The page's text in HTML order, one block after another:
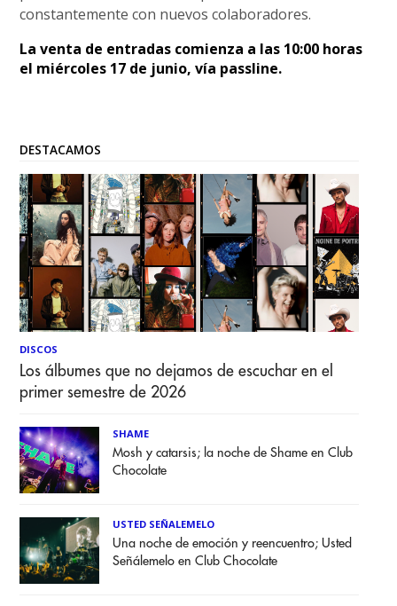
constantemente con nuevos colaboradores.
La venta de entradas comienza a las 10:00 horas
el miércoles 17 de junio, vía passline.
DESTACAMOS
DISCOS
Los álbumes que no dejamos de escuchar en el
primer semestre de 2026
SHAME
Mosh y catarsis; la noche de Shame en Club
Chocolate
USTED SEÑALEMELO
Una noche de emoción y reencuentro; Usted
Señálemelo en Club Chocolate